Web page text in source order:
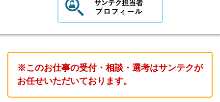
※このお仕事の受付・相談・選考はサンテクが
お任せいただいております。